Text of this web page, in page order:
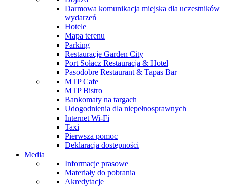
Darmowa komunikacja miejska dla uczestników
wydarzeń
Hotele
Mapa terenu
Parking
Restauracje Garden City
Port Sołacz Restauracja & Hotel
Pasodobre Restaurant & Tapas Bar
MTP Cafe
MTP Bistro
Bankomaty na targach
Udogodnienia dla niepełnosprawnych
Internet Wi-Fi
Taxi
Pierwsza pomoc
Deklaracja dostępności
Media
Informacje prasowe
Materiały do pobrania
Akredytacje